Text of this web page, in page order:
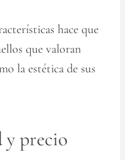
hace que
que valoran
la estética de sus
y precio